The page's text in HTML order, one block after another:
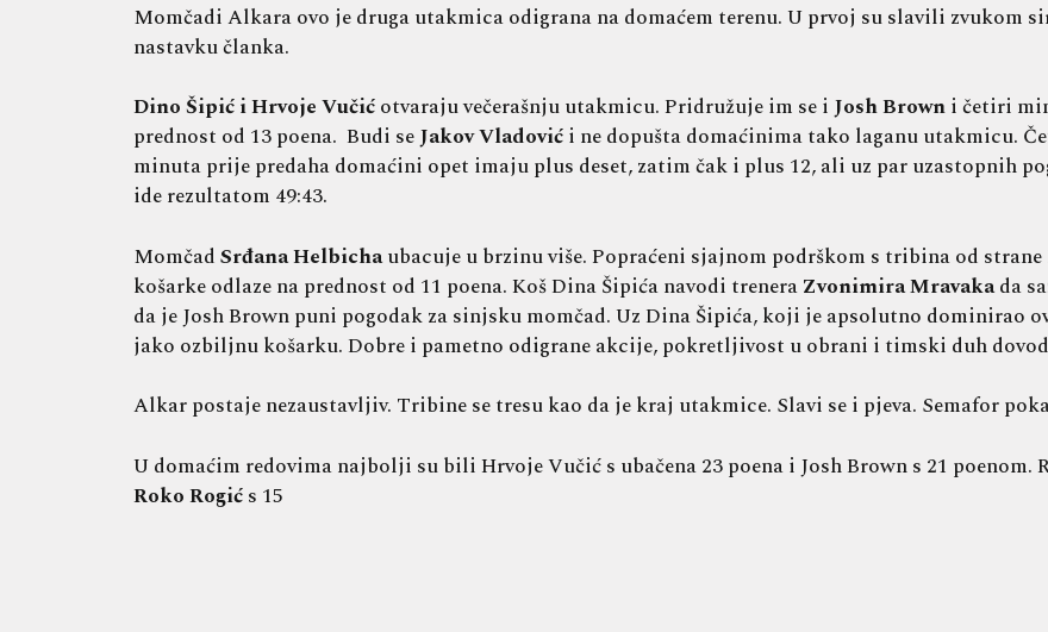
Momčadi Alkara ovo je druga utakmica odigrana na domaćem terenu. U prvoj su slavili zvukom
nastavku članka.
Dino Šipić i Hrvoje Vučićotvaraju večerašnju utakmicu. Pridružuje im se iJosh Browni četiri
prednost od 13 poena. Budi seJakov Vladovići ne dopušta domaćinima tako laganu utakmicu.
minuta prije predaha domaćini opet imaju plus deset, zatim čak i plus 12, ali uz par uzastopnih
ide rezultatom 49:43.
MomčadSrđana Helbichaubacuje u brzinu više. Popraćeni sjajnom podrškom s tribina od
košarke odlaze na prednost od 11 poena. Koš Dina Šipića navodi treneraZvonimira Mravakada
da je Josh Brown puni pogodak za sinjsku momčad. Uz Dina Šipića, koji je apsolutno dominirao
jako ozbiljnu košarku. Dobre i pametno odigrane akcije, pokretljivost u obrani i timski duh
Alkar postaje nezaustavljiv. Tribine se tresu kao da je kraj utakmice. Slavi se i pjeva. Semafor
U domaćim redovima najbolji su bili Hrvoje Vučić s ubačena 23 poena i Josh Brown s 21
Roko Rogićs 15